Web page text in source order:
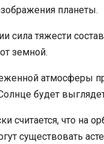
планеты.
сила тяжести
земной.
атмосферы
будет
считается, что на
существовать